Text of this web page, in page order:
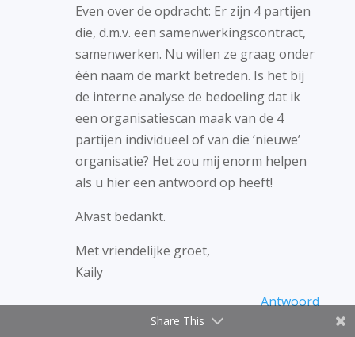
Even over de opdracht: Er zijn 4 partijen
die, d.m.v. een samenwerkingscontract,
samenwerken. Nu willen ze graag onder
één naam de markt betreden. Is het bij
de interne analyse de bedoeling dat ik
een organisatiescan maak van de 4
partijen individueel of van die ‘nieuwe’
organisatie? Het zou mij enorm helpen
als u hier een antwoord op heeft!
Alvast bedankt.
Met vriendelijke groet,
Kaily
Antwoord
Share This